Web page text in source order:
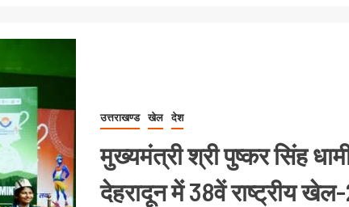
उत्तराखण्ड खेल देश
मुख्यमंत्री श्री पुष्कर सिंह
देहरादून में 38वें राष्ट्रीय